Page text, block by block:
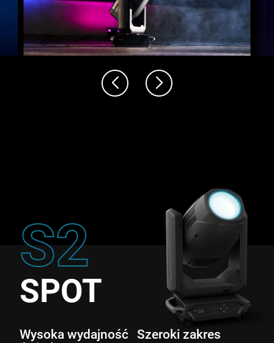
S2
SPOT
Wysoka wydajność Szeroki zakres